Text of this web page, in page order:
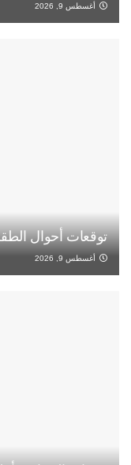
أغسطس 9, 2026
توقعات أحوال
أغسطس 9, 2026